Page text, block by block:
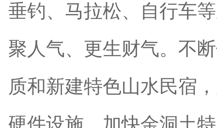
垂钓、马拉松、自行车
聚人气、更生财气。不
质和新建特色山水民宿